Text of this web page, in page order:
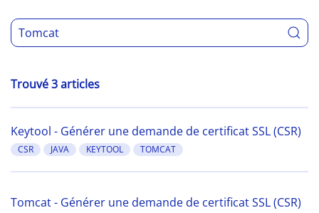
Trouvé 3 articles
Keytool - Générer une demande de certificat SSL (CSR)
CSR JAVA KEYTOOL TOMCAT
Tomcat - Générer une demande de certificat SSL (CSR)